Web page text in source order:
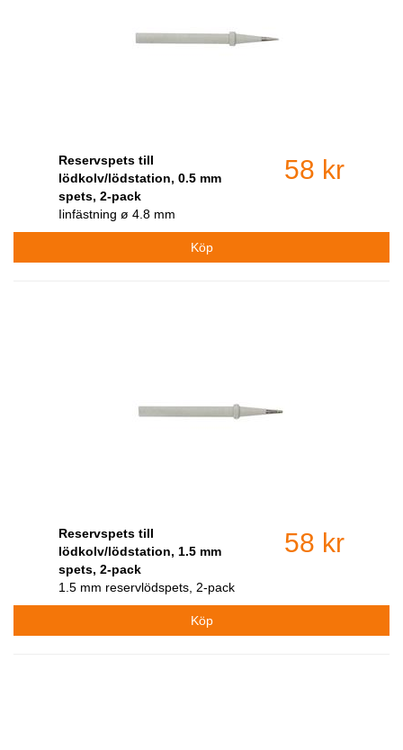
Reservspets till
lödkolv/lödstation, 0.5 mm
spets, 2-pack
Iinfästning ø 4.8 mm
58 kr
Reservspets till
lödkolv/lödstation, 1.5 mm
spets, 2-pack
1.5 mm reservlödspets, 2-pack
58 kr